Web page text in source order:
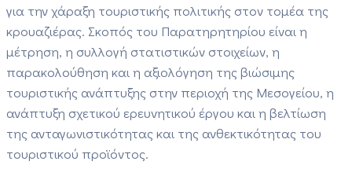
για την χάραξη τουριστικής πολιτικής στον τομέα της
κρουαζιέρας. Σκοπός του Παρατηρητηρίου είναι η
μέτρηση, η συλλογή στατιστικών στοιχείων, η
παρακολούθηση και η αξιολόγηση της βιώσιμης
τουριστικής ανάπτυξης στην περιοχή της Μεσογείου, η
ανάπτυξη σχετικού ερευνητικού έργου και η βελτίωση
της ανταγωνιστικότητας και της ανθεκτικότητας του
τουριστικού προϊόντος.